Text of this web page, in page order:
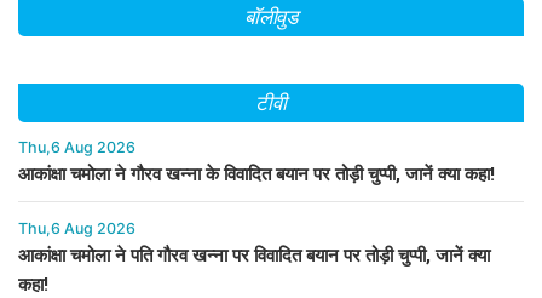
बॉलीवुड
टीवी
Thu,6 Aug 2026
आकांक्षा चमोला ने गौरव खन्ना के विवादित बयान पर तोड़ी चुप्पी, जानें क्या कहा!
Thu,6 Aug 2026
आकांक्षा चमोला ने पति गौरव खन्ना पर विवादित बयान पर तोड़ी चुप्पी, जानें क्या
कहा!